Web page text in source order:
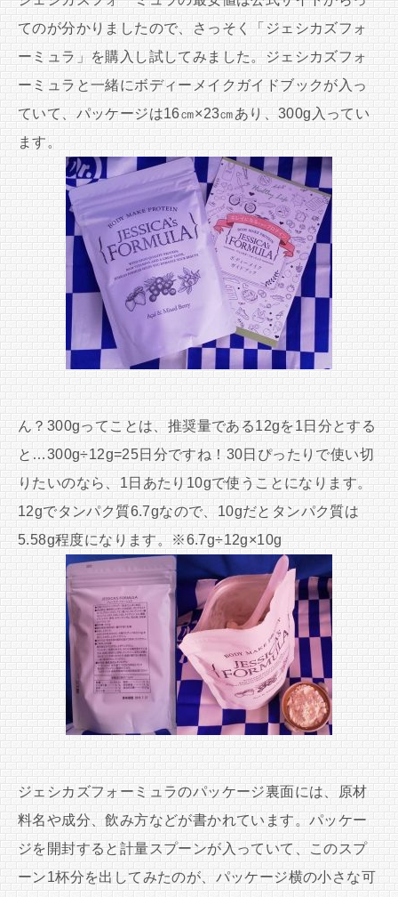
てのが分かりましたので、さっそく「ジェシカズフォ
ーミュラ」を購入し試してみました。ジェシカズフォ
ーミュラと一緒にボディーメイクガイドブックが入っ
ていて、パッケージは16㎝×23㎝あり、300g入ってい
ます。
ん？300gってことは、推奨量である12gを1日分とする
と…300g÷12g=25日分ですね！30日ぴったりで使い切
りたいのなら、1日あたり10gで使うことになります。
12gでタンパク質6.7gなので、10gだとタンパク質は
5.58g程度になります。※6.7g÷12g×10g
ジェシカズフォーミュラのパッケージ裏面には、原材
料名や成分、飲み方などが書かれています。パッケー
ジを開封すると計量スプーンが入っていて、このスプ
ーン1杯分を出してみたのが、パッケージ横の小さな可